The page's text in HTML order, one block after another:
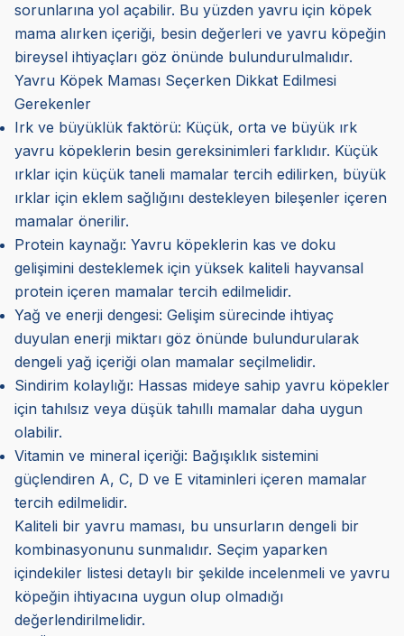
sorunlarına yol açabilir. Bu yüzden yavru için köpek
mama alırken içeriği, besin değerleri ve yavru köpeğin
bireysel ihtiyaçları göz önünde bulundurulmalıdır.
Yavru Köpek Maması Seçerken Dikkat Edilmesi
Gerekenler
Irk ve büyüklük faktörü: Küçük, orta ve büyük ırk
yavru köpeklerin besin gereksinimleri farklıdır. Küçük
ırklar için küçük taneli mamalar tercih edilirken, büyük
ırklar için eklem sağlığını destekleyen bileşenler içeren
mamalar önerilir.
Protein kaynağı: Yavru köpeklerin kas ve doku
gelişimini desteklemek için yüksek kaliteli hayvansal
protein içeren mamalar tercih edilmelidir.
Yağ ve enerji dengesi: Gelişim sürecinde ihtiyaç
duyulan enerji miktarı göz önünde bulundurularak
dengeli yağ içeriği olan mamalar seçilmelidir.
Sindirim kolaylığı: Hassas mideye sahip yavru köpekler
için tahılsız veya düşük tahıllı mamalar daha uygun
olabilir.
Vitamin ve mineral içeriği: Bağışıklık sistemini
güçlendiren A, C, D ve E vitaminleri içeren mamalar
tercih edilmelidir.
Kaliteli bir yavru maması, bu unsurların dengeli bir
kombinasyonunu sunmalıdır. Seçim yaparken
içindekiler listesi detaylı bir şekilde incelenmeli ve yavru
köpeğin ihtiyacına uygun olup olmadığı
değerlendirilmelidir.